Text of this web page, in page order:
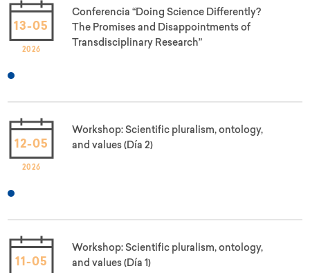
13-05
2026
Conferencia “Doing Science Differently?
The Promises and Disappointments of
Transdisciplinary Research”
12-05
2026
Workshop: Scientific pluralism, ontology,
and values (Día 2)
11-05
Workshop: Scientific pluralism, ontology,
and values (Día 1)